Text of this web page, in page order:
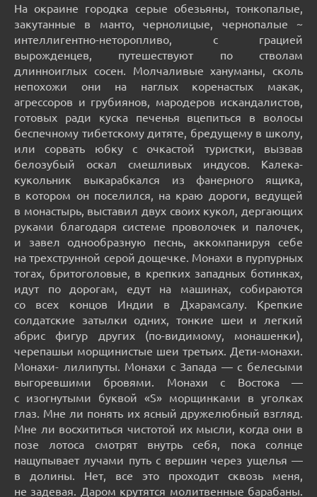
На окраине городка серые обезьяны, тонкопалые,
закутанные в манто, чернолицые, чернопалые ~
интеллигентно-неторопливо, с грацией
вырожденцев, путешествуют по стволам
длинноиглых сосен. Молчаливые хануманы, сколь
непохожи они на наглых коренастых макак,
агрессоров и грубиянов, мародеров искандалистов,
готовых ради куска печенья вцепиться в волосы
беспечному тибетскому дитяте, бредущему в школу,
или сорвать юбку с очкастой туристки, вызвав
белозубый оскал смешливых индусов. Калека-
кукольник выкарабкался из фанерного ящика,
в котором он поселился, на краю дороги, ведущей
в монастырь, выставил двух своих кукол, дергающих
руками благодаря системе проволочек и палочек,
и завел однообразную песнь, аккомпанируя себе
на трехструнной серой дощечке. Монахи в пурпурных
тогах, бритоголовые, в крепких западных ботинках,
идут по дорогам, едут на машинах, собираются
со всех концов Индии в Дхарамсалу. Крепкие
солдатские затылки одних, тонкие шеи и легкий
абрис фигур других (по-видимому, монашенки),
черепашьи морщинистые шеи третьих. Дети-монахи.
Монахи- лилипуты. Монахи с Запада — с белесыми
выгоревшими бровями. Монахи с Востока —
с изогнутыми буквой «S» морщинками в уголках
глаз. Мне ли понять их ясный дружелюбный взгляд.
Мне ли восхититься чистотой их мысли, когда они в
позе лотоса смотрят внутрь себя, пока солнце
нащупывает лучами путь с вершин через ущелья —
в долины. Нет, все это проходит сквозь меня,
не задевая. Даром крутятся молитвенные барабаны.